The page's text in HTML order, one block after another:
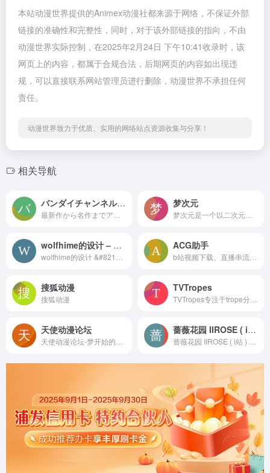
本站动漫世界提供的Animex动漫社都来源于网络，不保证外部
链接的准确性和完整性，同时，对于该外部链接的指向，不由
动漫世界实际控制，在2025年2月24日 下午10:41收录时，该
网页上的内容，都属于合规合法，后期网页的内容如出现违
规，可以直接联系网站管理员进行删除，动漫世界不承担任何
责任。
动漫世界致力于优质、实用的网络站点资源收集与分享！
相关导航
バンダイチャンネル｜最新作から不朽の名作までアニメ・特撮作品を配信中！ 梦次元
wolfhime的设计 – 向虚饰美好的欲望宣战 ACG助手
搜狐动漫
搜狐动漫
TVTropes
天使动漫论坛 蔷薇花园 IIROSE ( i站 )